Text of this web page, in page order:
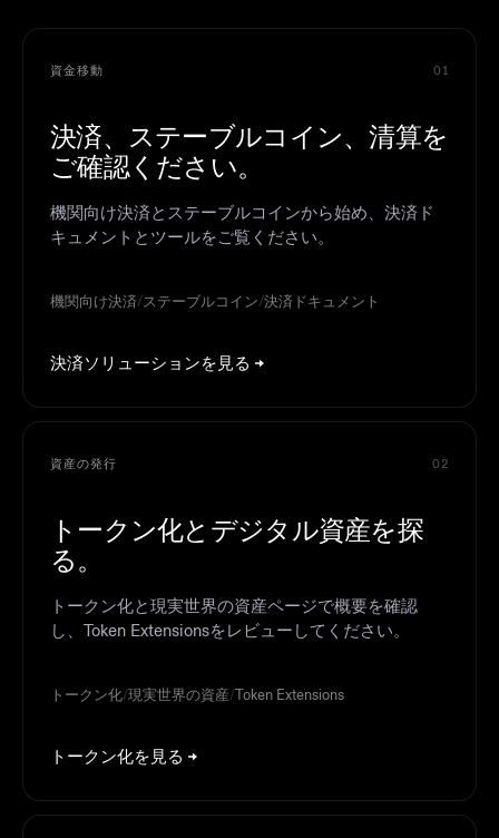
資金移動 01
決済、ステーブルコイン、清算を
ご確認ください。
機関向け決済とステーブルコインから始め、決済ド
キュメントとツールをご覧ください。
機関向け決済/ステーブルコイン/決済ドキュメント
決済ソリューションを見る
資産の発行 02
トークン化とデジタル資産を探
る。
トークン化と現実世界の資産ページで概要を確認
し、Token Extensionsをレビューしてください。
トークン化/現実世界の資産/Token Extensions
トークン化を見る